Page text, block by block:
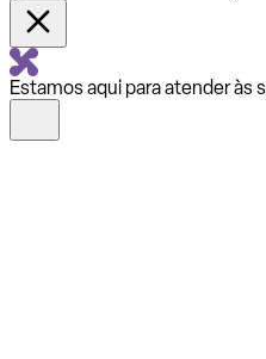
Estamos aqui para atender às